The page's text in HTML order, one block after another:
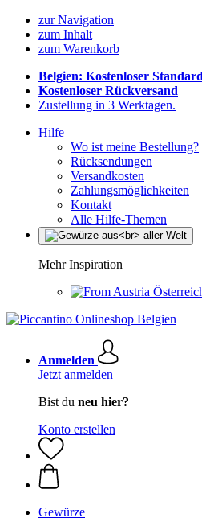
zur Navigation
zum Inhalt
zum Warenkorb
Belgien: Kostenloser
Kostenloser Rückversand
Zustellung in 3 Werktagen.
Hilfe
Wo ist meine Bestellung?
Rücksendungen
Versandkosten
Zahlungsmöglichkeiten
Kontakt
Alle Hilfe-Themen
Mehr Inspiration
Anmelden
Jetzt anmelden
Bist du neu hier?
Konto erstellen
Gewürze